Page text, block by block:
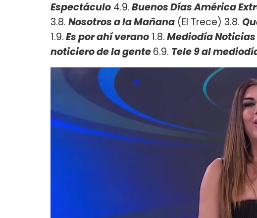
Espectáculo 4.9.Buenos Días América
3.8. Nosotros a la Mañana (El Trece) 3.8.
1.9.Es por ahí verano 1.8.Mediodía Noticias
noticiero de la gente6.9. Tele 9 al